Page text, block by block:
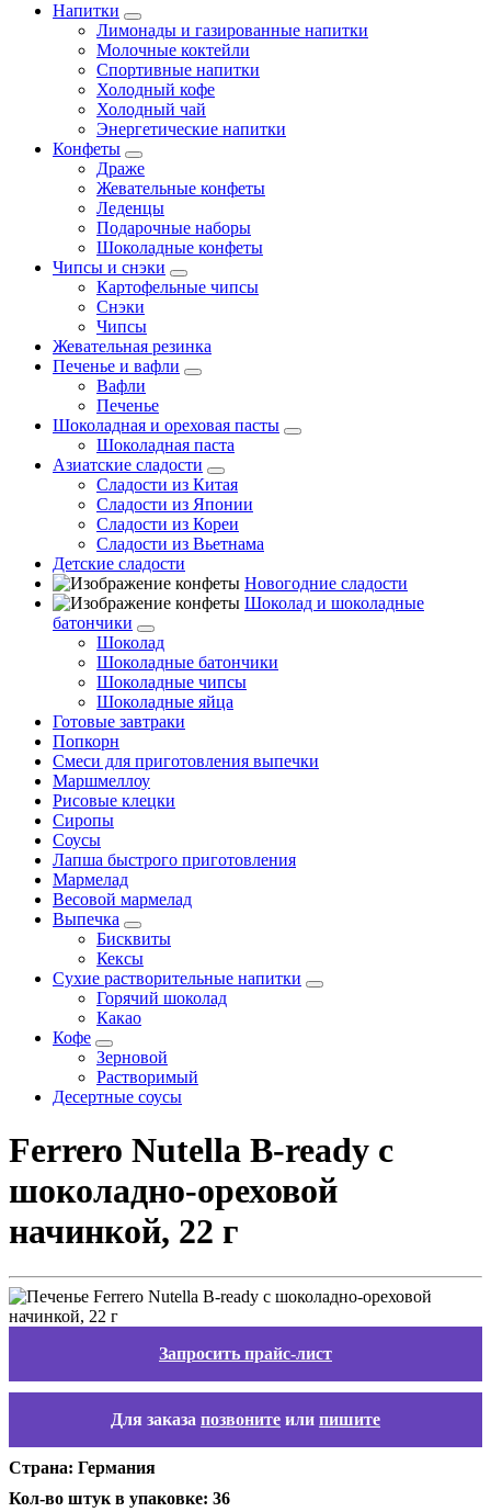
Напитки
Лимонады и газированные напитки
Молочные коктейли
Спортивные напитки
Холодный кофе
Холодный чай
Энергетические напитки
Конфеты
Драже
Жевательные конфеты
Леденцы
Подарочные наборы
Шоколадные конфеты
Чипсы и снэки
Картофельные чипсы
Снэки
Чипсы
Жевательная резинка
Печенье и вафли
Вафли
Печенье
Шоколадная и ореховая пасты
Шоколадная паста
Азиатские сладости
Сладости из Китая
Сладости из Японии
Сладости из Кореи
Сладости из Вьетнама
Детские сладости
Новогодние сладости
Шоколад и шоколадные
батончики
Шоколад
Шоколадные батончики
Шоколадные чипсы
Шоколадные яйца
Готовые завтраки
Попкорн
Смеси для приготовления выпечки
Маршмеллоу
Рисовые клецки
Сиропы
Соусы
Лапша быстрого приготовления
Мармелад
Весовой мармелад
Выпечка
Бисквиты
Кексы
Сухие растворительные напитки
Горячий шоколад
Какао
Кофе
Зерновой
Растворимый
Десертные соусы
Ferrero Nutella B-ready с
шоколадно-ореховой
начинкой, 22 г
Запросить прайс-лист
Для заказа позвоните или пишите
Страна: Германия
Кол-во штук в упаковке: 36